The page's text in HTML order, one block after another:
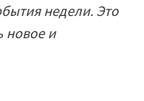
недели. Это
новое и